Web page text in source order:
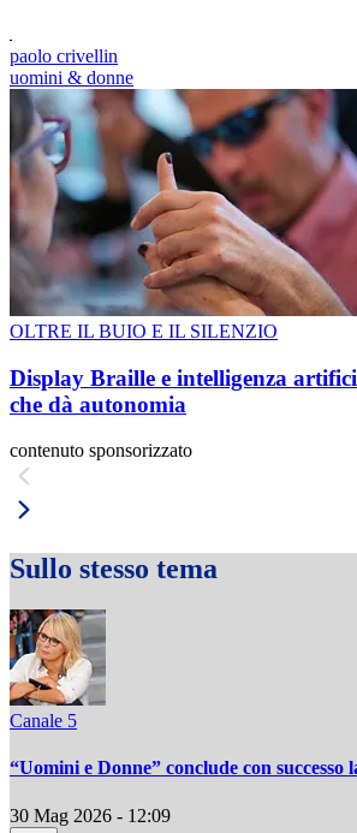
paolo crivellin
uomini & donne
OLTRE IL BUIO E IL SILENZIO
Display Braille e intelligenza
che dà autonomia
contenuto sponsorizzato
Sullo stesso tema
Canale 5
“Uomini e Donne” conclude con successo
30 Mag 2026 - 12:09